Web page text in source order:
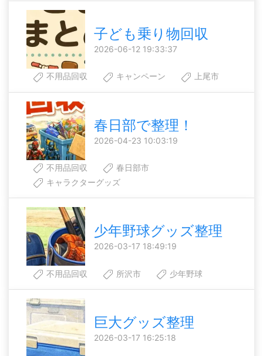
子ども乗り物回収
2026-06-12 19:33:37
不用品回収 キャンペーン 上尾市
春日部で整理！
2026-04-23 10:03:19
不用品回収
春日部市
キャラクターグッズ
少年野球グッズ整理
2026-03-17 18:49:19
不用品回収 所沢市 少年野球
巨大グッズ整理
2026-03-17 16:25:18